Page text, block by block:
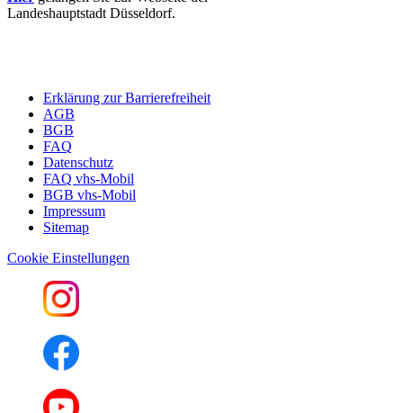
Landeshauptstadt Düsseldorf.
Erklärung zur Barrierefreiheit
AGB
BGB
FAQ
Datenschutz
FAQ vhs-Mobil
BGB vhs-Mobil
Impressum
Sitemap
Cookie Einstellungen